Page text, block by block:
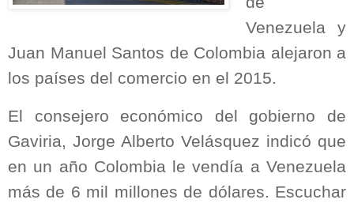
Venezuela y
Juan Manuel Santos de Colombia alejaron a
los países del comercio en el 2015.
El consejero económico del gobierno de
Gaviria, Jorge Alberto Velásquez indicó que
en un año Colombia le vendía a Venezuela
más de 6 mil millones de dólares. Escuchar